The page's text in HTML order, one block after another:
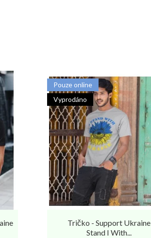
Tričko - Support Ukraine
Stand I With...
Pouze online
Vyprodáno